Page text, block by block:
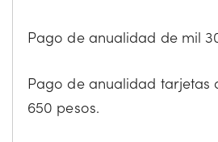
Pago de anualidad de mil
Pago de anualidad tarjetas
650 pesos.